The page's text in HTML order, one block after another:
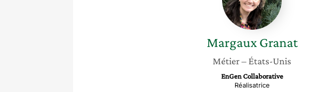
Margaux Granat
Métier– États-Unis
EnGen Collaborative
Réalisatrice